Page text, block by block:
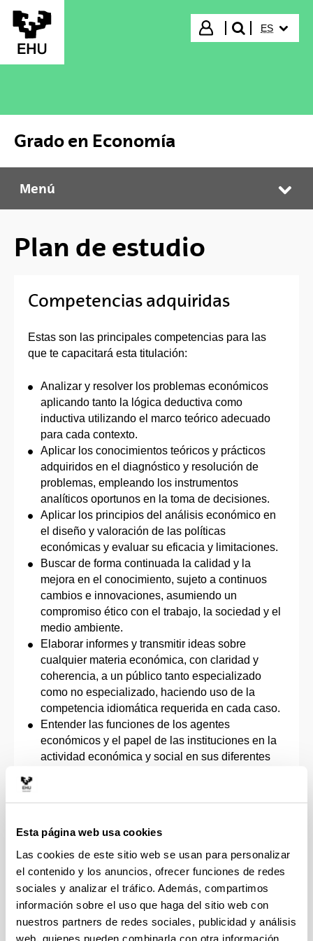
Esta página web usa cookies
Las cookies de este sitio web se usan para personalizar
el contenido y los anuncios, ofrecer funciones de redes
sociales y analizar el tráfico. Además, compartimos
información sobre el uso que haga del sitio web con
nuestros partners de redes sociales, publicidad y análisis
web, quienes pueden combinarla con otra información
Saltar al contenido principal
Iniciar sesión
buscar"
ES
Grado en Economía
Grado en Economía
Menú
Plan de estudio
Competencias adquiridas
Estas son las principales competencias para las
que te capacitará esta titulación:
Analizar y resolver los problemas económicos
aplicando tanto la lógica deductiva como
inductiva utilizando el marco teórico adecuado
para cada contexto.
Aplicar los conocimientos teóricos y prácticos
adquiridos en el diagnóstico y resolución de
problemas, empleando los instrumentos
analíticos oportunos en la toma de decisiones.
Aplicar los principios del análisis económico en
el diseño y valoración de las políticas
económicas y evaluar su eficacia y limitaciones.
Buscar de forma continuada la calidad y la
mejora en el conocimiento, sujeto a continuos
cambios e innovaciones, asumiendo un
compromiso ético con el trabajo, la sociedad y el
medio ambiente.
Elaborar informes y transmitir ideas sobre
cualquier materia económica, con claridad y
coherencia, a un público tanto especializado
como no especializado, haciendo uso de la
competencia idiomática requerida en cada caso.
Entender las funciones de los agentes
económicos y el papel de las instituciones en la
actividad económica y social en sus diferentes
siendo capaces de identificar y analizar los
condicionan los procesos económicos.
Entender los principios del análisis económico,
desde su vertiente microeconómica y
macroeconómica, para poder contribuir a la
asignación eficiente de recursos.
Identificar los principales instrumentos de
intervención pública y relacionar las